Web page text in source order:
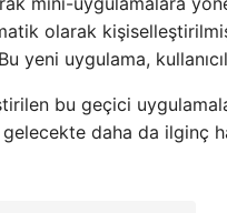
olarak
yeni uygulama,
bu geçici
daha da ilginç